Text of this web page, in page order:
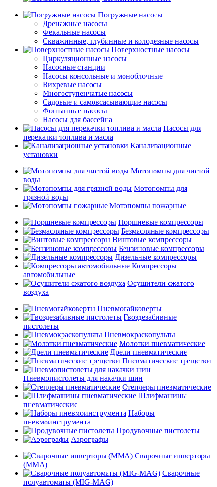
Погружные насосы
Дренажные насосы
Фекальные насосы
Скважинные, глубинные и колодезные насосы
Поверхностные насосы
Циркуляционные насосы
Насосные станции
Насосы консольные и моноблочные
Вихревые насосы
Многоступенчатые насосы
Садовые и самовсасывающие насосы
Фонтанные насосы
Насосы для бассейна
Насосы для
перекачки топлива и масла
Канализационные
установки
Мотопомпы для чистой
воды
Мотопомпы для
грязной воды
Мотопомпы пожарные
Поршневые компрессоры
Безмасляные компрессоры
Винтовые компрессоры
Бензиновые компрессоры
Дизельные компрессоры
Компрессоры
автомобильные
Осушители сжатого
воздуха
Пневмогайковерты
Гвоздезабивные
пистолеты
Пневмокраскопульты
Молотки пневматические
Дрели пневматические
Пневматические трещетки
Пневмопистолеты для накачки шин
Степлеры пневматические
Шлифмашины
пневматические
Наборы
пневмоинструмента
Продувочные пистолеты
Аэрографы
Сварочные инверторы
(MMA)
Сварочные
полуавтоматы (MIG-MAG)